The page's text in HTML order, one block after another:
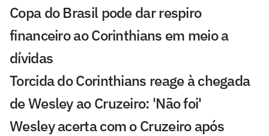
Copa do Brasil pode dar respiro
financeiro ao Corinthians em meio a
dívidas
Torcida do Corinthians reage à chegada
de Wesley ao Cruzeiro: 'Não foi'
Wesley acerta com o Cruzeiro após